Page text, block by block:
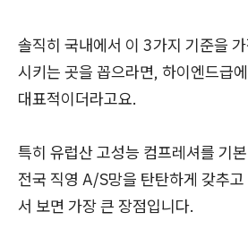
솔직히 국내에서 이 3가지 기준을
시키는 곳을 꼽으라면, 하이엔드급
대표적이더라고요.
특히 유럽산 고성능 컴프레셔를 기
전국 직영 A/S망을 탄탄하게 갖추
서 보면 가장 큰 장점입니다.